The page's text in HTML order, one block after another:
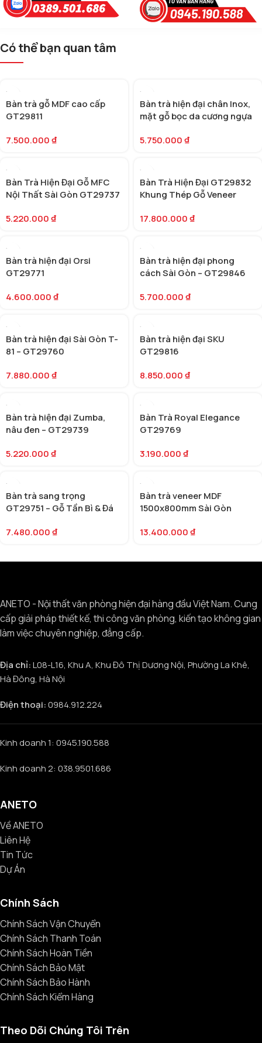
Có thể bạn quan tâm
Bàn trà gỗ MDF cao cấp
GT29811
7.500.000₫
Bàn trà hiện đại chân Inox,
mặt gỗ bọc da cương ngựa
5.750.000₫
Bàn Trà Hiện Đại Gỗ MFC
Nội Thất Sài Gòn GT29737
5.220.000₫
Bàn Trà Hiện Đại GT29832
Khung Thép Gỗ Veneer
17.800.000₫
Bàn trà hiện đại Orsi
GT29771
4.600.000₫
Bàn trà hiện đại phong
cách Sài Gòn – GT29846
5.700.000₫
Bàn trà hiện đại Sài Gòn T-
81 – GT29760
7.880.000₫
Bàn trà hiện đại SKU
GT29816
8.850.000₫
Bàn trà hiện đại Zumba,
nâu đen – GT29739
5.220.000₫
Bàn Trà Royal Elegance
GT29769
3.190.000₫
Bàn trà sang trọng
GT29751 – Gỗ Tần Bì & Đá
7.480.000₫
Bàn trà veneer MDF
1500x800mm Sài Gòn
13.400.000₫
ANETO - Nội thất văn phòng hiện đại hàng đầu Việt Nam. Cung
cấp giải pháp thiết kế, thi công văn phòng, kiến tạo không gian
làm việc chuyên nghiệp, đẳng cấp.
Địa chỉ:L08-L16, Khu A, Khu Đô Thị Dương Nội, Phường La Khê,
Hà Đông, Hà Nội
Điện thoại:0984.912.224
Kinh doanh 1: 0945.190.588
Kinh doanh 2: 038.9501.686
ANETO
Về ANETO
Liên Hệ
Tin Tức
Dự Án
Chính Sách
Chính Sách Vận Chuyển
Chính Sách Thanh Toán
Chính Sách Hoàn Tiền
Chính Sách Bảo Mật
Chính Sách Bảo Hành
Chính Sách Kiểm Hàng
Theo Dõi Chúng Tôi Trên